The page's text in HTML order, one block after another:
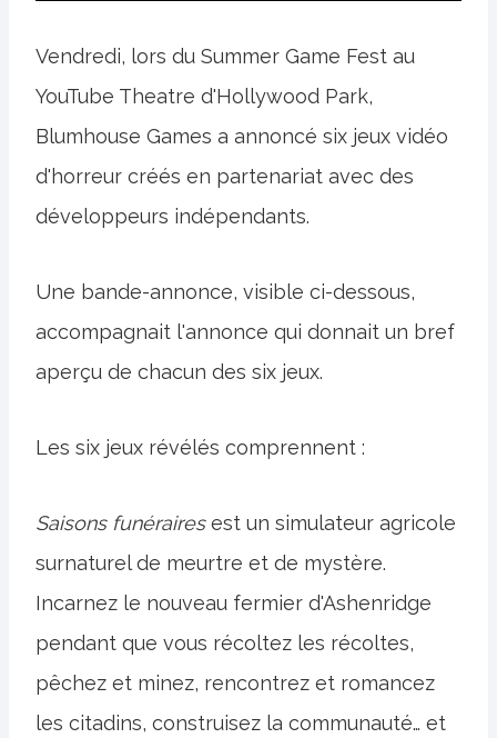
Vendredi, lors du Summer Game Fest au
YouTube Theatre d'Hollywood Park,
Blumhouse Games a annoncé six jeux vidéo
d'horreur créés en partenariat avec des
développeurs indépendants.
Une bande-annonce, visible ci-dessous,
accompagnait l'annonce qui donnait un bref
aperçu de chacun des six jeux.
Les six jeux révélés comprennent :
Saisons funérairesest un simulateur agricole
surnaturel de meurtre et de mystère.
Incarnez le nouveau fermier d'Ashenridge
pendant que vous récoltez les récoltes,
pêchez et minez, rencontrez et romancez
les citadins, construisez la communauté… et